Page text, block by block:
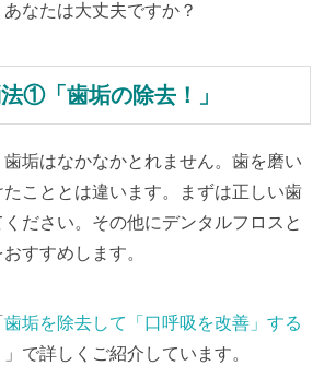
なたは大丈夫ですか？
①「歯垢の除去！」
垢はなかなかとれません。歯を磨い
こととは違います。まずは正しい歯
ださい。その他にデンタルフロスと
すすめします。
歯垢を除去して「口呼吸を改善」する
」で詳しくご紹介しています。